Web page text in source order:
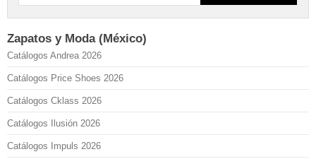
Zapatos y Moda (México)
Catálogos Andrea 2026
Catálogos Price Shoes 2026
Catálogos Cklass 2026
Catálogos Ilusión 2026
Catálogos Impuls 2026